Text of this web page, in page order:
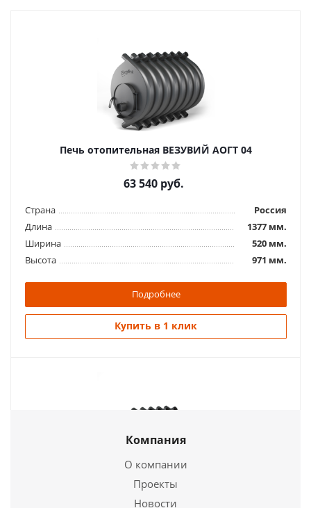
Печь отопительная ВЕЗУВИЙ АОГТ 04
63 540руб.
Страна
Россия
Длина
1377 мм.
Ширина
520 мм.
Высота
971 мм.
Подробнее
Купить в 1 клик
Печь отопительная ВЕЗУВИЙ АОГТ 02 С
Компания
О компании
Проекты
Новости